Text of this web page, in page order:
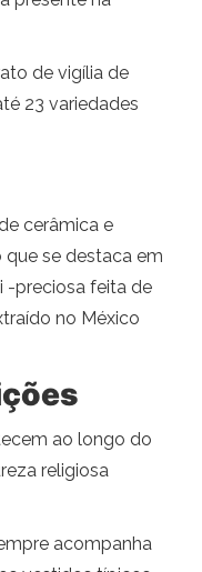
de vigília de
23 variedades
cerâmica e
que se destaca em
-preciosa feita de
no México
ao longo do
religiosa
acompanha